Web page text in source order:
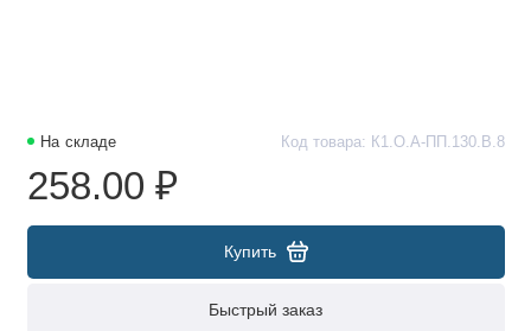
На складе Код товара: К1.О.А-ПП.130.В.8
258.00 ₽
Купить
Быстрый заказ